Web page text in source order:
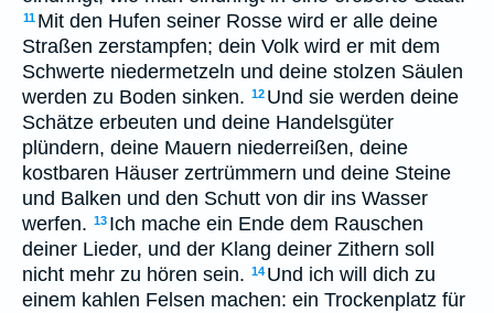
11 Mit den Hufen seiner Rosse wird er alle deine
Straßen zerstampfen; dein Volk wird er mit dem
Schwerte niedermetzeln und deine stolzen Säulen
werden zu Boden sinken. 12 Und sie werden deine
Schätze erbeuten und deine Handelsgüter
plündern, deine Mauern niederreißen, deine
kostbaren Häuser zertrümmern und deine Steine
und Balken und den Schutt von dir ins Wasser
werfen. 13 Ich mache ein Ende dem Rauschen
deiner Lieder, und der Klang deiner Zithern soll
nicht mehr zu hören sein. 14 Und ich will dich zu
einem kahlen Felsen machen: ein Trockenplatz für